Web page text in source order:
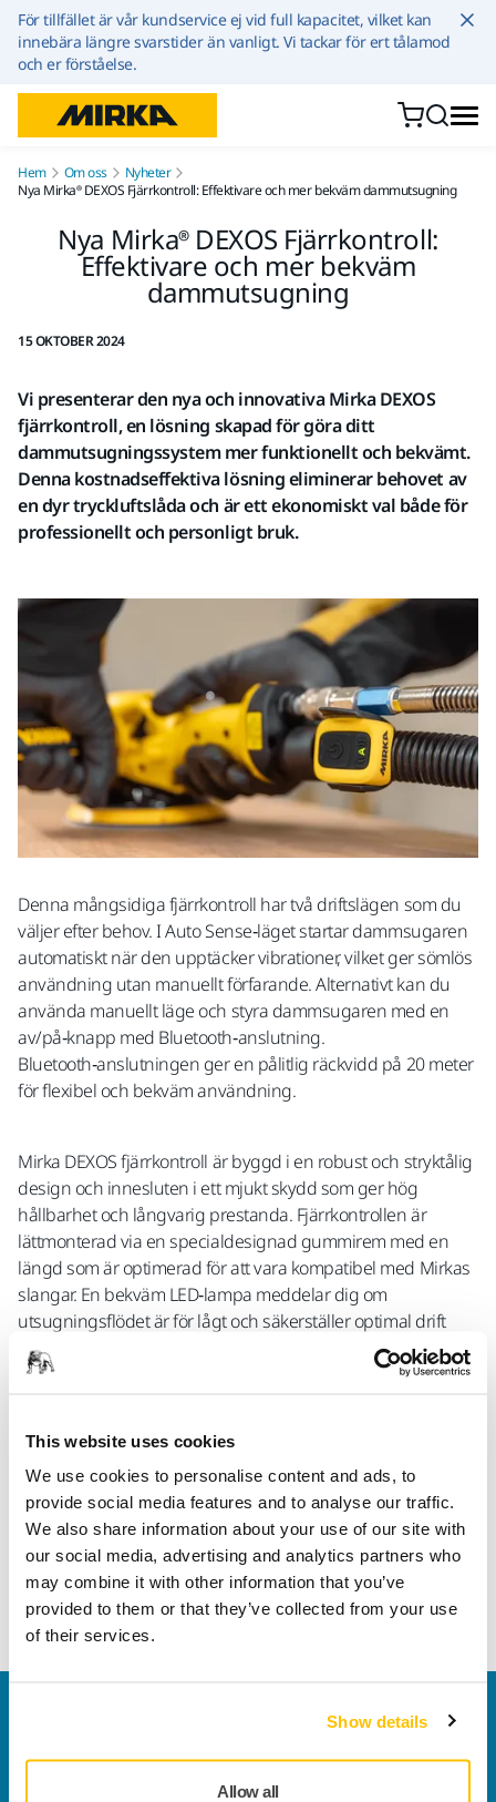
This website uses cookies
We use cookies to personalise content and ads, to
provide social media features and to analyse our traffic.
We also share information about your use of our site with
our social media, advertising and analytics partners who
may combine it with other information that you’ve
provided to them or that they’ve collected from your use
of their services.
Show details
Allow all
Hoppa till innehållet
För tillfället är vår kundservice ej vid full kapacitet, vilket kan
innebära längre svarstider än vanligt. Vi tackar för ert tålamod
och er förståelse.
Hem Om oss
Nyheter
Nya Mirka® DEXOS Fjärrkontroll: Effektivare och mer bekväm dammutsugning
Nya Mirka® DEXOS Fjärrkontroll:
Effektivare och mer bekväm
dammutsugning
15 OKTOBER 2024
Vi presenterar den nya och innovativa Mirka DEXOS
fjärrkontroll, en lösning skapad för göra ditt
dammutsugningssystem mer funktionellt och bekvämt.
Denna kostnadseffektiva lösning eliminerar behovet av
en dyr tryckluftslåda och är ett ekonomiskt val både för
professionellt och personligt bruk.
Denna mångsidiga fjärrkontroll har två driftslägen som du
väljer efter behov. I Auto Sense‑läget startar dammsugaren
automatiskt när den upptäcker vibrationer, vilket ger sömlös
användning utan manuellt förfarande. Alternativt kan du
använda manuellt läge och styra dammsugaren med en
av/på‑knapp med Bluetooth‑anslutning.
Bluetooth‑anslutningen ger en pålitlig räckvidd på 20 meter
för flexibel och bekväm användning.
Mirka DEXOS fjärrkontroll är byggd i en robust och stryktålig
design och innesluten i ett mjukt skydd som ger hög
hållbarhet och långvarig prestanda. Fjärrkontrollen är
lättmonterad via en specialdesignad gummirem med en
längd som är optimerad för att vara kompatibel med Mirkas
slangar. En bekväm LED‑lampa meddelar dig om
utsugningsflödet är för lågt och säkerställer optimal drift
varje gång.
dammsugarmodellerna Mirka® DEXOS 1217 M AFC och
Mirka® 1125. Den kan användas med en uppsättning
maskiner och verktyg inklusive elektriska, tryckluftsdrivna
och batteridrivna verktyg. Den kan användas i manuellt läge
för handverktyg och rengöringsapplikationer med slang.
Läs mer
kundservice gärna dina frågor.